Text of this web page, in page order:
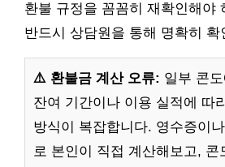
환불 규정을 꼼꼼히 재확인해야
반드시 상담원을 통해 명확히 확
⚠️ 환불금 계산 오류: 일부 콘
잔여 기간이나 이용 실적에 따
방식이 복잡합니다. 영수증이
로 본인이 직접 계산해보고, 콘